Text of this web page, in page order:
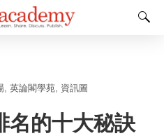
英論閣學苑 資訊圖
名的十大秘訣